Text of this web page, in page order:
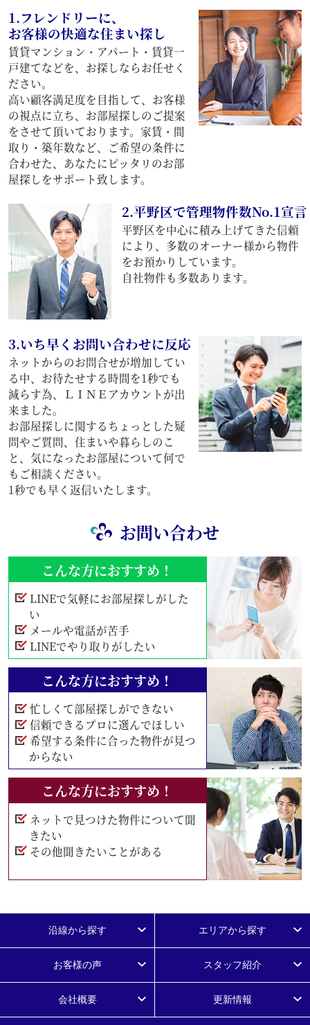
1.フレンドリーに、
お客様の快適な住まい探し
賃貸マンション・アパート・賃貸一
戸建てなどを、お探しならお任せく
ださい。
高い顧客満足度を目指して、お客様
の視点に立ち、お部屋探しのご提案
をさせて頂いております。家賃・間
取り・築年数など、ご希望の条件に
合わせた、あなたにピッタリのお部
屋探しをサポート致します。
2.平野区で管理物件数No.1宣言
平野区を中心に積み上げてきた信頼
により、多数のオーナー様から物件
をお預かりしています。
自社物件も多数あります。
3.いち早くお問い合わせに反応
ネットからのお問合せが増加してい
る中、お待たせする時間を1秒でも
減らす為、ＬＩＮＥアカウントが出
来ました。
お部屋探しに関するちょっとした疑
問やご質問、住まいや暮らしのこ
と、気になったお部屋について何で
もご相談ください。
1秒でも早く返信いたします。
お問い合わせ
こんな方におすすめ！
LINEで気軽にお部屋探しがした
い
メールや電話が苦手
LINEでやり取りがしたい
こんな方におすすめ！
忙しくて部屋探しができない
信頼できるプロに選んでほしい
希望する条件に合った物件が見つ
からない
こんな方におすすめ！
ネットで見つけた物件について聞
きたい
その他聞きたいことがある
沿線から探す エリアから探す
お客様の声 スタッフ紹介
会社概要 更新情報